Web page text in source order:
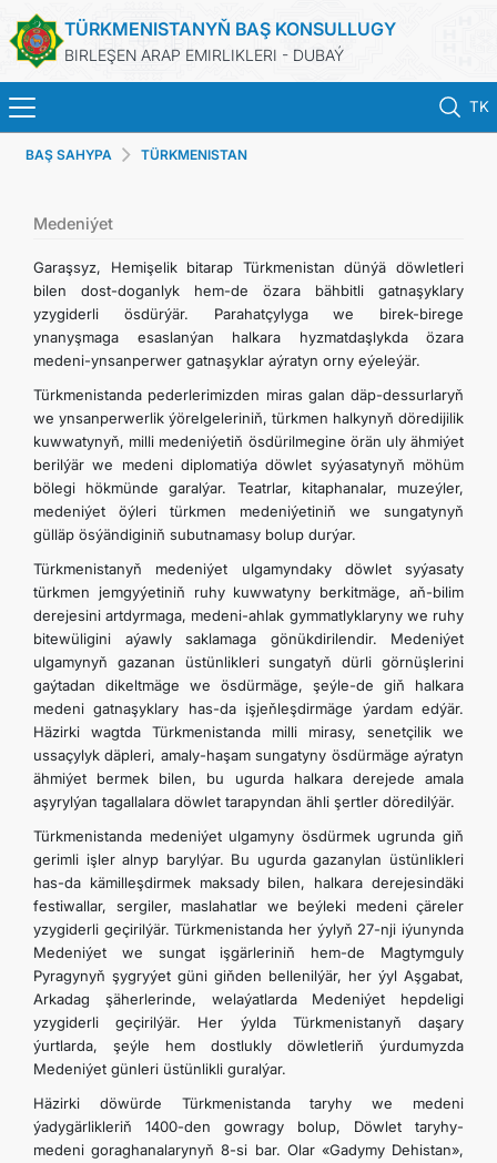
TÜRKMENISTANYŇ BAŞ KONSULLUGY
BIRLEŞEN ARAP EMIRLIKLERI - DUBAÝ
TK
BAŞ SAHYPA
TÜRKMENISTAN
KONSULLYK HYZMATLARY
ARAGATNAŞYK
DIM
BAŞ SAHYPA TÜRKMENISTAN
Medeniýet
Garaşsyz, Hemişelik bitarap Türkmenistan dünýä döwletleri
bilen dost-doganlyk hem-de özara bähbitli gatnaşyklary
yzygiderli ösdürýär. Parahatçylyga we birek-birege
ynanyşmaga esaslanýan halkara hyzmatdaşlykda özara
medeni-ynsanperwer gatnaşyklar aýratyn orny eýeleýär.
Türkmenistanda pederlerimizden miras galan däp-dessurlaryň
we ynsanperwerlik ýörelgeleriniň, türkmen halkynyň döredijilik
kuwwatynyň, milli medeniýetiň ösdürilmegine örän uly ähmiýet
berilýär we medeni diplomatiýa döwlet syýasatynyň möhüm
bölegi hökmünde garalýar. Teatrlar, kitaphanalar, muzeýler,
medeniýet öýleri türkmen medeniýetiniň we sungatynyň
gülläp ösýändiginiň subutnamasy bolup durýar.
Türkmenistanyň medeniýet ulgamyndaky döwlet syýasaty
türkmen jemgyýetiniň ruhy kuwwatyny berkitmäge, aň-bilim
derejesini artdyrmaga, medeni-ahlak gymmatlyklaryny we ruhy
bitewüligini aýawly saklamaga gönükdirilendir. Medeniýet
ulgamynyň gazanan üstünlikleri sungatyň dürli görnüşlerini
gaýtadan dikeltmäge we ösdürmäge, şeýle-de giň halkara
medeni gatnaşyklary has-da işjeňleşdirmäge ýardam edýär.
Häzirki wagtda Türkmenistanda milli mirasy, senetçilik we
ussaçylyk däpleri, amaly-haşam sungatyny ösdürmäge aýratyn
ähmiýet bermek bilen, bu ugurda halkara derejede amala
aşyrylýan tagallalara döwlet tarapyndan ähli şertler döredilýär.
Türkmenistanda medeniýet ulgamyny ösdürmek ugrunda giň
gerimli işler alnyp barylýar. Bu ugurda gazanylan üstünlikleri
has-da kämilleşdirmek maksady bilen, halkara derejesindäki
festiwallar, sergiler, maslahatlar we beýleki medeni çäreler
yzygiderli geçirilýär. Türkmenistanda her ýylyň 27-nji iýunynda
Medeniýet we sungat işgärleriniň hem-de Magtymguly
Pyragynyň şygryýet güni giňden bellenilýär, her ýyl Aşgabat,
Arkadag şäherlerinde, welaýatlarda Medeniýet hepdeligi
yzygiderli geçirilýär. Her ýylda Türkmenistanyň daşary
ýurtlarda, şeýle hem dostlukly döwletleriň ýurdumyzda
Medeniýet günleri üstünlikli guralýar.
Häzirki döwürde Türkmenistanda taryhy we medeni
ýadygärlikleriň 1400-den gowragy bolup, Döwlet taryhy-
medeni goraghanalarynyň 8-si bar. Olar «Gadymy Dehistan»,